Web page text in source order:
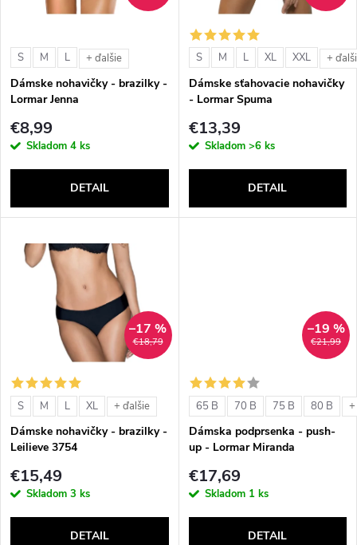
e
p
r
d
u
o
v
s
p
r
o
d
u
o
v
S M L + ďalšie
Dámske nohavičky - brazilky -
Lormar Jenna
€8,99
Skladom 4 ks
DETAIL
S M L XL XXL +
Dámske sťahovacie nohavičky
- Lormar Spuma
€13,39
Skladom >6 ks
DETAIL
€18,79
–17 %
S M L XL + ďalšie
Dámske nohavičky - brazilky -
Leilieve 3754
€15,49
Skladom 3 ks
DETAIL
€21,99
–19 %
65 B 70 B 75 B 80 B
Dámska podprsenka - push-
up - Lormar Miranda
€17,69
Skladom 1 ks
DETAIL